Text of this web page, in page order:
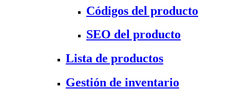
Códigos del producto
SEO del producto
Lista de productos
Gestión de inventario